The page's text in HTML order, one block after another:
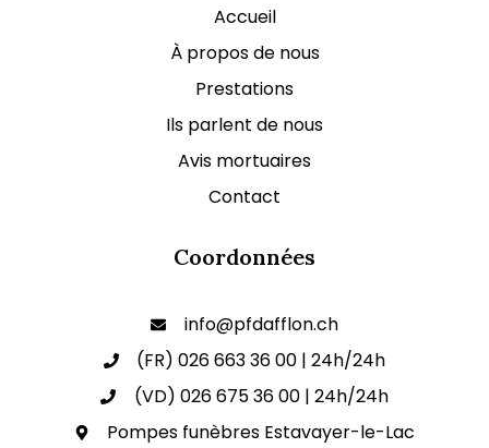
Accueil
À propos de nous
Prestations
Ils parlent de nous
Avis mortuaires
Contact
Coordonnées
info@pfdafflon.ch
(FR) 026 663 36 00 | 24h/24h
(VD) 026 675 36 00 | 24h/24h
Pompes funèbres Estavayer-le-Lac